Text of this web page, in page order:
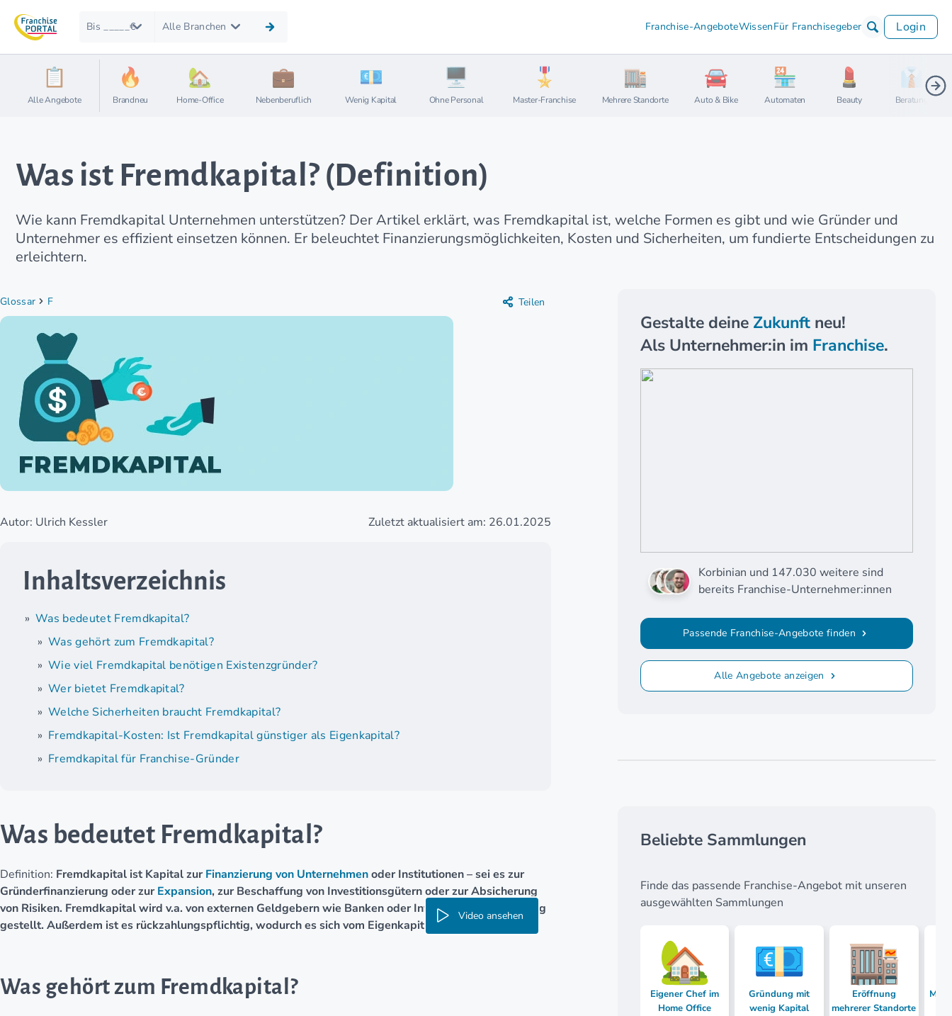
Bis _____€ Alle Branchen Franchise-AngeboteWissenFür Franchisegeber Login
Alle Angebote Brandneu Home-Office Nebenberuflich Wenig Kapital Ohne Personal Master-Franchise Mehrere Standorte Auto & Bike Automaten Beauty Beratung
Was ist Fremdkapital? (Definition)
Wie kann Fremdkapital Unternehmen unterstützen? Der Artikel erklärt, was Fremdkapital ist, welche Formen es gibt und wie Gründer und
Unternehmer es effizient einsetzen können. Er beleuchtet Finanzierungsmöglichkeiten, Kosten und Sicherheiten, um fundierte Entscheidungen zu
erleichtern.
Glossar F Teilen
Autor: Ulrich Kessler Zuletzt aktualisiert am: 26.01.2025
Inhaltsverzeichnis
Was bedeutet Fremdkapital?
Was gehört zum Fremdkapital?
Wie viel Fremdkapital benötigen Existenzgründer?
Wer bietet Fremdkapital?
Welche Sicherheiten braucht Fremdkapital?
Fremdkapital-Kosten: Ist Fremdkapital günstiger als Eigenkapital?
Fremdkapital für Franchise-Gründer
Was bedeutet Fremdkapital?
Definition: Fremdkapital ist Kapital zur Finanzierung von Unternehmenoder Institutionen – sei es zur
Gründerfinanzierung oder zur Expansion, zur Beschaffung von Investitionsgütern oder zur Absicherung
von Risiken. Fremdkapital wird v.a. von externen Geldgebern wie Banken oder Investoren zur Verfügung
gestellt. Außerdem ist es rückzahlungspflichtig, wodurch es sich vom Eigenkapital unterscheidet.
Video ansehen
Was gehört zum Fremdkapital?
Gestalte deine Zukunftneu!
Als Unternehmer:in im Franchise.
Korbinian und 147.030 weitere sind
bereits Franchise-Unternehmer:innen
Passende Franchise-Angebote finden
Alle Angebote anzeigen
Beliebte Sammlungen
Finde das passende Franchise-Angebot mit unseren
ausgewählten Sammlungen
Eigener Chef im
Home Office
Gründung mit
wenig Kapital
Eröffnung
mehrerer Standorte